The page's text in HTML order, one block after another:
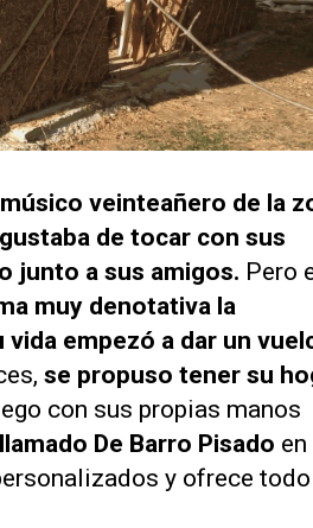
veinteañero de la
de tocar con sus
junto a sus amigos. Pero
muy denotativa la
empezó a dar un
se propuso tener su
con sus propias manos
De Barro Pisado en
y ofrece